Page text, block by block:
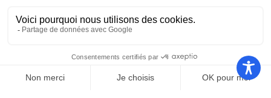
Nos autres sites